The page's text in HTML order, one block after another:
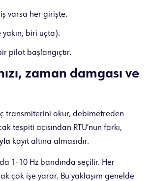
varsa her girişte.
biri uçta).
pilot başlangıçtır.
zaman damgası ve
transmiterini okur, debimetreden
tespiti açısından RTU’nun farkı,
kayıt altına almasıdır.
1-10 Hz bandında seçilir. Her
çok işe yarar. Bu yaklaşım genelde